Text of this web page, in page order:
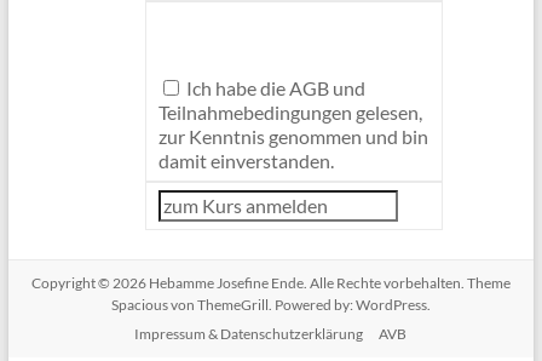
Ich habe die AGB und
Teilnahmebedingungen gelesen,
zur Kenntnis genommen und bin
damit einverstanden.
Copyright © 2026 Hebamme Josefine Ende. Alle Rechte vorbehalten. Theme
Spaciousvon ThemeGrill. Powered by: WordPress.
Impressum & Datenschutzerklärung
AVB